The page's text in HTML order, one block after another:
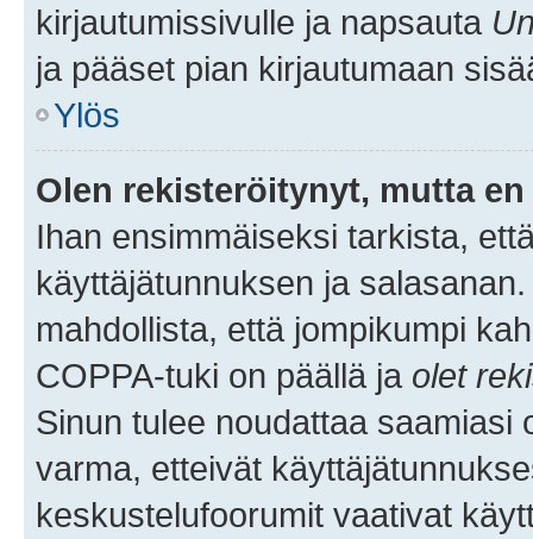
kirjautumissivulle ja napsauta
ja pääset pian kirjautumaan
Ylös
Olen rekisteröitynyt, mutta
Ihan ensimmäiseksi tarkista,
käyttäjätunnuksen ja
mahdollista, että jompikumpi
COPPA-tuki on päällä ja olet
Sinun tulee noudattaa saamiasi
varma, etteivät
keskustelufoorumit vaativat